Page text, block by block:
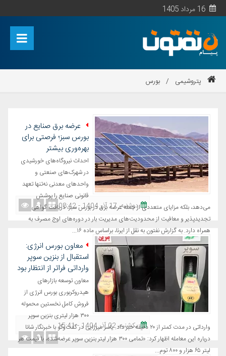
16 مرداد 1405
پتروشیمی / بورس
عرضه برق صنایع در
بورس سبز؛ فرصتی برای
بهره‌وری بیشتر
احداث نیروگاه‌های خورشیدی
در شهرک‌های صنعتی و
واحدهای معدنی نه‌تنها تعهد
قانونی صنایع را پوشش
می‌دهد، بلکه مزایای متعددی از جمله عرضه برق در بورس سبز، دریافت گواهی
تجدیدپذیر و معافیت از محدودیت‌های مدیریت بار در دوره‌های اوج مصرف به
همراه دارد. به گزارش نفتون به نقل از ایرنا، براساس ماده ۱۶...
دوشنبه، 17 آذر 1404 - 08:42
معاون بورس انرژی:
استقبال از بنزین سوپر
وارداتی فراتر از انتظار بود
معاون توسعه بازارهای
هیدروکربوری بورس انرژی از
فروش کامل نخستین محموله
۳۰۰ هزار لیتری بنزین سوپر
وارداتی در مدت کمتر از ۲۰ دقیقه خبر داد. یاسر میرزایی در گفت‌وگو با خبرنگار شانا
درباره این معامله اظهار کرد: «تمامی ۳۰۰ هزار لیتر بنزین سوپر عرضه‌شده، با قیمت هر
لیتر ۶۵ هزار و ۸۰۰ توم...
یکشنبه، 02 آذر 1404 - 15:41